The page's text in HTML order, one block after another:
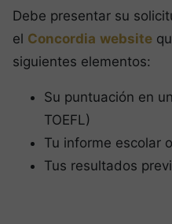
Debe presentar su
el Concordia website
siguientes elementos:
Su puntuación en
TOEFL)
Tu informe escolar
Tus resultados